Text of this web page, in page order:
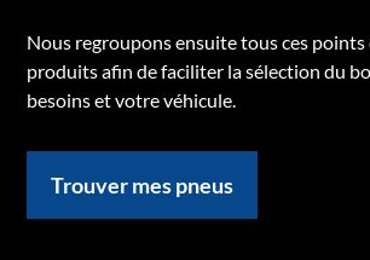
Nous regroupons ensuite tous ces points
produits afin de faciliter la sélection du
besoins et votre véhicule.
Trouver mes pneus